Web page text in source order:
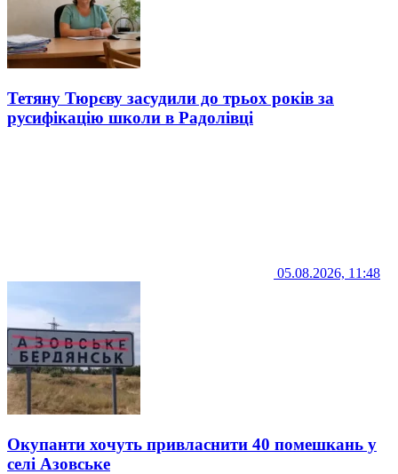
Тетяну Тюрєву засудили до трьох років за
русифікацію школи в Радолівці
05.08.2026, 11:48
Окупанти хочуть привласнити 40 помешкань у
селі Азовське